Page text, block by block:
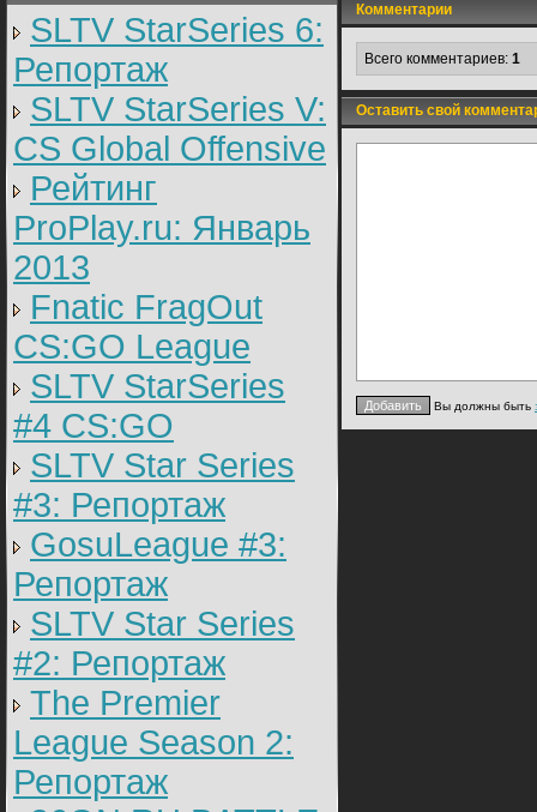
SLTV StarSeries 6:
Репортаж
SLTV StarSeries V:
CS Global Offensive
Рейтинг
ProPlay.ru: Январь
2013
Fnatic FragOut
CS:GO League
SLTV StarSeries
#4 CS:GO
SLTV Star Series
#3: Репортаж
GosuLeague #3:
Репортаж
SLTV Star Series
#2: Репортаж
The Premier
League Season 2:
Репортаж
Комментарии
Всего комментариев: 1
Оставить свой
Вы должны быть